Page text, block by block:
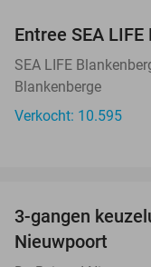
Entree SEA
SEA LIFE
Blankenberge
Verkocht: 10.595
3-gangen
Nieuwpoort